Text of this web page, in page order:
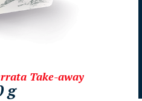
Take-away
g